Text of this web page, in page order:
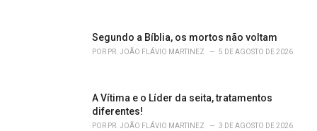
Segundo a Bíblia, os mortos não voltam
POR PR. JOÃO FLÁVIO MARTINEZ 5 DE AGOSTO DE 2026
A Vítima e o Líder da seita, tratamentos
diferentes!
POR PR. JOÃO FLÁVIO MARTINEZ 3 DE AGOSTO DE 2026